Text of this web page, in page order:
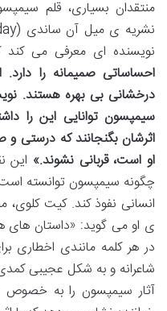
منتقدان بسیاری، قلم
نویسنده ای معرفی می کند
احساساتی صمیمانه را
درخشانی بی بهره هستند.
سیمپسون توانایی این را
اثرشان بگنجانند که درستی
او است، قربانی نشوند.» این
چگونه سیمپسون توانسته
انسانی نفوذ کند. کیت کلوی،
ی او می گوید: «داستان
در هر کلمه مانندی اخطاری
شاعرانه و به شکل عجیبی کمدی
آثار سیمپسون را به خصوص